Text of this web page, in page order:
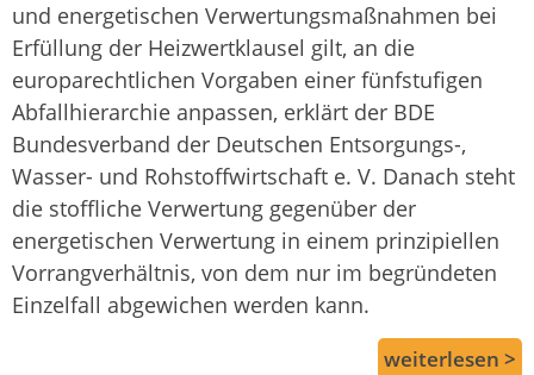
und energetischen Verwertungsmaßnahmen bei
Erfüllung der Heizwertklausel gilt, an die
europarechtlichen Vorgaben einer fünfstufigen
Abfallhierarchie anpassen, erklärt der BDE
Bundesverband der Deutschen Entsorgungs-,
Wasser- und Rohstoffwirtschaft e. V. Danach steht
die stoffliche Verwertung gegenüber der
energetischen Verwertung in einem prinzipiellen
Vorrangverhältnis, von dem nur im begründeten
Einzelfall abgewichen werden kann.
weiterlesen >